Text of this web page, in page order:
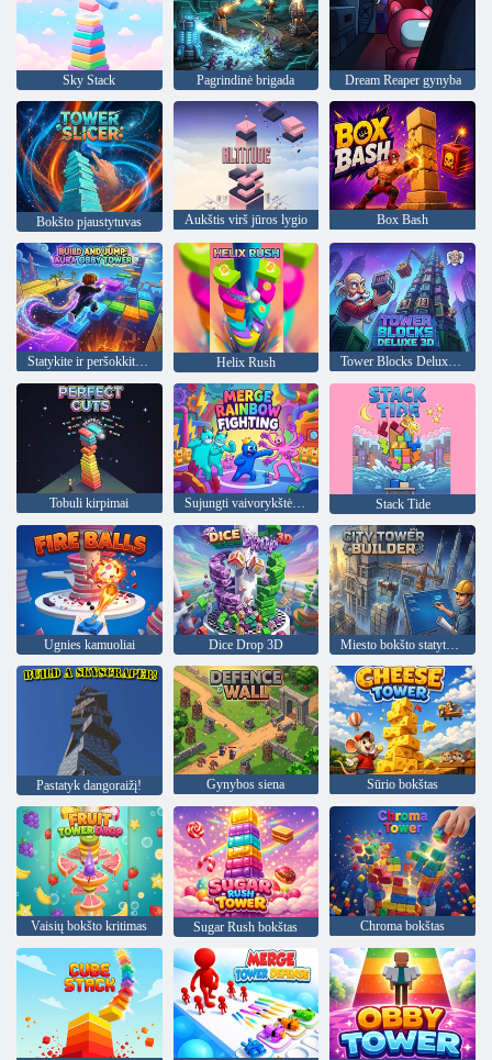
Sky Stack Pagrindinė brigada Dream Reaper gynyba
Bokšto pjaustytuvas Aukštis virš jūros lygio Box Bash
Statykite ir peršokkite: Aura Obby bokštas Helix Rush Tower Blocks Deluxe 3D
Tobuli kirpimai Sujungti vaivorykštės kovą Stack Tide
Ugnies kamuoliai Dice Drop 3D
Pastatyk dangoraižį! Gynybos siena Sūrio bokštas
Vaisių bokšto kritimas Sugar Rush bokštas Chroma bokštas